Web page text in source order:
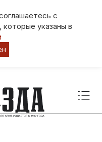
с
указаны в